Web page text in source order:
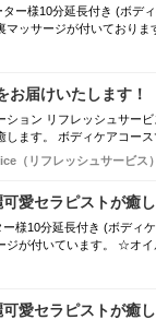
ー様10分延長付き (ボデ
が付いております。 ☆オイルコー
マッサージコース 90分
届けいたします！
フレッシュサービス大阪 日頃のお
ます。 ボディケアコース
体の深部からゆったりす
（リフレッシュサービス）
愛セラピストが癒
様10分延長付き (ボディ
ジが付いています。 ☆オ
愛セラピストが癒